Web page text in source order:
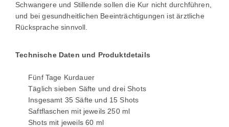
Schwangere und Stillende sollen die Kur nicht durchführen,
und bei gesundheitlichen Beeinträchtigungen ist ärztliche
Rücksprache sinnvoll.
Technische Daten und Produktdetails
Fünf Tage Kurdauer
Täglich sieben Säfte und drei Shots
Insgesamt 35 Säfte und 15 Shots
Saftflaschen mit jeweils 250 ml
Shots mit jeweils 60 ml